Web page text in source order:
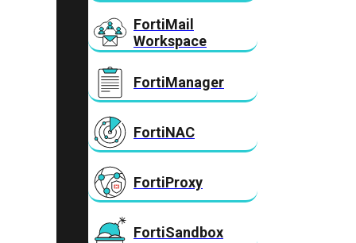
FortiMail
Workspace
FortiManager
FortiNAC
FortiProxy
FortiSandbox